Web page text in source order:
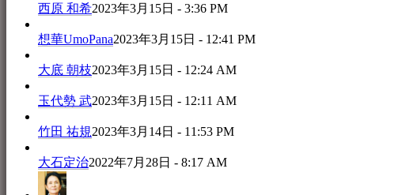
西原 和希2023年3月15日 - 3:36 PM
想華UmoPana2023年3月15日 - 12:41 PM
大底 朝枝2023年3月15日 - 12:24 AM
玉代勢 武2023年3月15日 - 12:11 AM
竹田 祐規2023年3月14日 - 11:53 PM
大石定治2022年7月28日 - 8:17 AM